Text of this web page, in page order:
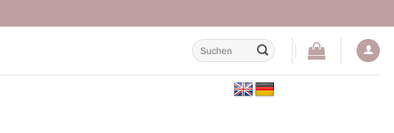
Suchen
nach: